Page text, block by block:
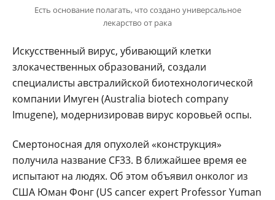
Есть основание полагать, что создано универсальное
лекарство от рака
Искусственный вирус, убивающий клетки
злокачественных образований, создали
специалисты австралийской биотехнологической
компании Имуген (Аustralia biotech company
Imugene), модернизировав вирус коровьей оспы.
Смертоносная для опухолей «конструкция»
получила название CF33. В ближайшее время ее
испытают на людях. Об этом объявил онколог из
США Юман Фонг (US cancer expert Professor Yuman